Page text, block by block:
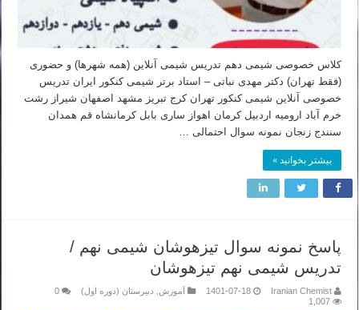
کلاس خصوصی شیمی دهم تدریس شیمی آنلاین (همه شهرها) و حضوری
(فقط تهران) دکتر مهدی نباتی – استاد برتر شیمی کنکور ایران تدریس
خصوصی آنلاین شیمی کنکور تهران کرج تبریز مشهد اصفهان شیراز رشت
خرم آباد ارومیه اردبیل کرمان اهواز ساری بابل کرمانشاه قم همدان
سنندج زنجان نمونه سوال احتمالی …
بیشتر بخوانید »
پاسخ نمونه سوال تیزهوشان شیمی نهم /
تدریس شیمی نهم تیزهوشان
Iranian Chemist
1401-07-18 آموزش دبیرستان (دوره اول)
0
1,007